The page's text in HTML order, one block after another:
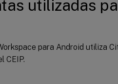
utilizadas
para Android utiliza
CEIP.